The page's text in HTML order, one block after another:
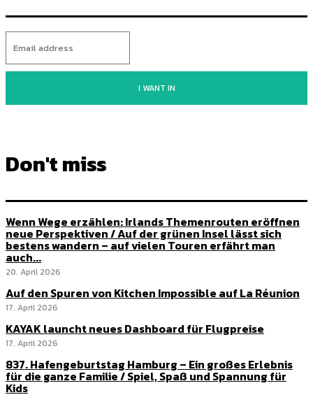
I WANT IN
Don't miss
Wenn Wege erzählen: Irlands Themenrouten eröffnen
neue Perspektiven / Auf der grünen Insel lässt sich
bestens wandern – auf vielen Touren erfährt man
auch...
20. April 2026
Auf den Spuren von Kitchen Impossible auf La Réunion
17. April 2026
KAYAK launcht neues Dashboard für Flugpreise
17. April 2026
837. Hafengeburtstag Hamburg – Ein großes Erlebnis
für die ganze Familie / Spiel, Spaß und Spannung für
Kids